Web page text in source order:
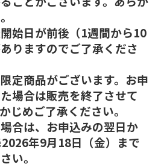
始日が前後（1週間から10
りますのでご了承くださ
定商品がございます。お申
場合は販売を終了させて
じめご了承ください。
合は、お申込みの翌日か
年9月18日（金）まで
い。